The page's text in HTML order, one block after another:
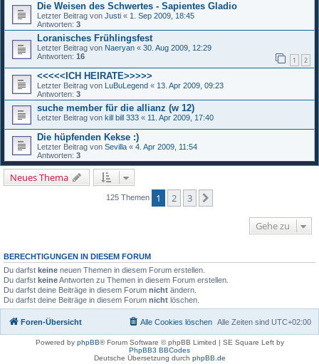
Die Weisen des Schwertes - Sapientes Gladio
Letzter Beitrag von Justi « 1. Sep 2009, 18:45
Antworten: 3
Loranisches Frühlingsfest
Letzter Beitrag von Naeryan « 30. Aug 2009, 12:29
Antworten: 16 1 2
<<<<<ICH HEIRATE>>>>>
Letzter Beitrag von LuBuLegend « 13. Apr 2009, 09:23
Antworten: 3
suche member für die allianz (w 12)
Letzter Beitrag von kill bill 333 « 11. Apr 2009, 17:40
Die hüpfenden Kekse :)
Letzter Beitrag von Sevilla « 4. Apr 2009, 11:54
Antworten: 3
Neues Thema
125 Themen 1 2 3
Gehe zu
BERECHTIGUNGEN IN DIESEM FORUM
Du darfst keine neuen Themen in diesem Forum erstellen.
Du darfst keineAntworten zu Themen in diesem Forum erstellen.
Du darfst deine Beiträge in diesem Forum nicht ändern.
Du darfst deine Beiträge in diesem Forum nicht löschen.
Foren-Übersicht Alle Zeiten sind UTC+02:00
Alle Cookies löschen
Powered by phpBB® Forum Software © phpBB Limited | SE Square Left by
PhpBB3 BBCodes
Deutsche Übersetzung durch phpBB.de